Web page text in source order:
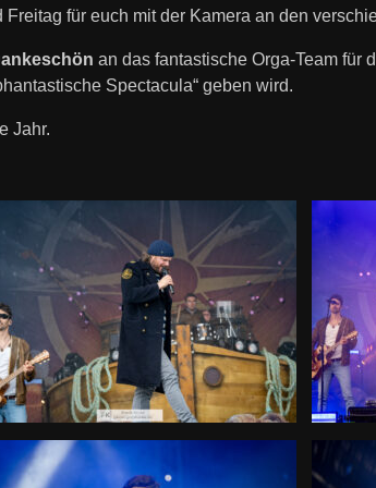
für euch mit der Kamera an den
an das fantastische Orga‑Team für
Spectacula“ geben wird.
Jahr.